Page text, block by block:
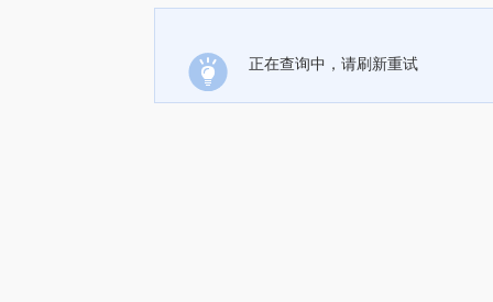
正在查询中，请刷新重试